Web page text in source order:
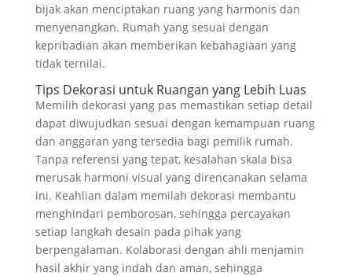
bijak akan menciptakan ruang yang harmonis dan
menyenangkan. Rumah yang sesuai dengan
kepribadian akan memberikan kebahagiaan yang
tidak ternilai.
Tips Dekorasi untuk Ruangan yang Lebih Luas
Memilih dekorasi yang pas memastikan setiap detail
dapat diwujudkan sesuai dengan kemampuan ruang
dan anggaran yang tersedia bagi pemilik rumah.
Tanpa referensi yang tepat, kesalahan skala bisa
merusak harmoni visual yang direncanakan selama
ini. Keahlian dalam memilah dekorasi membantu
menghindari pemborosan, sehingga percayakan
setiap langkah desain pada pihak yang
berpengalaman. Kolaborasi dengan ahli menjamin
hasil akhir yang indah dan aman, sehingga